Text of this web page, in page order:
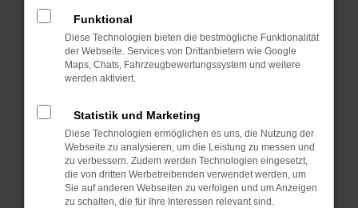
Starte dein Gerät neu.
Das kann manchmal helfen, vorübergehende
Probleme zu beheben.
Betriebssystem auf dem neuesten Stand
sind.
Veraltete Software birgt nicht nur ein
Sicherheitsrisiko, sondern kann auch dazu
führen, dass bestimmte Funktionen nicht mehr
unterstützt werden.
Funktional
Diese Technologien bieten die bestmögliche Funktionalität
der Webseite. Services von Drittanbietern wie Google
Maps, Chats, Fahrzeugbewertungssystem und weitere
werden aktiviert.
Statistik und Marketing
Diese Technologien ermöglichen es uns, die Nutzung der
Webseite zu analysieren, um die Leistung zu messen und
zu verbessern. Zudem werden Technologien eingesetzt,
die von dritten Werbetreibenden verwendet werden, um
Sie auf anderen Webseiten zu verfolgen und um Anzeigen
zu schalten, die für Ihre Interessen relevant sind.